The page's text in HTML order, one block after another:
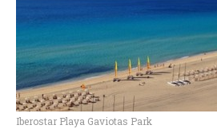
Iberostar Playa Gaviotas Park